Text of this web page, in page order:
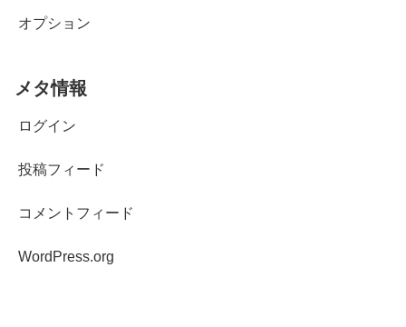
オプション
メタ情報
ログイン
投稿フィード
コメントフィード
WordPress.org